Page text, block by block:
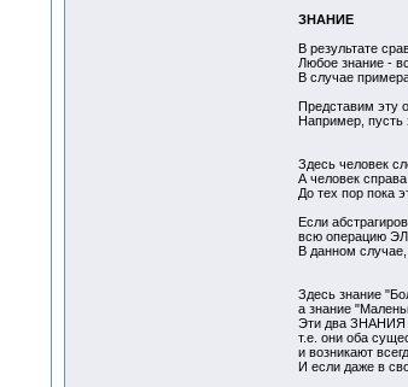
ЗНАНИЕ
В результате
Любое знание -
В случае
Представим эту
Например, пусть
Здесь человек
А человек
До тех пор пока
Если
всю операцию
В данном
Здесь знание
а знание
Эти два ЗНАНИЯ
т.е. они оба
и возникают
И если даже в